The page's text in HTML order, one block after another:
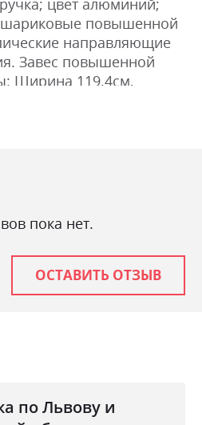
повышенной
направляющие
Завес повышенной
Ширина 119.4см,
білий глянець
мінімалізм, модерн
лакована ДСП
пока нет.
ОСТАВИТЬ ОТЗЫВ
по Львову и